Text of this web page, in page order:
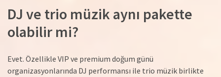
DJ ve trio müzik aynı pakette
olabilir mi?
Evet. Özellikle VIP ve premium doğum günü
organizasyonlarında DJ performansı ile trio müzik birlikte